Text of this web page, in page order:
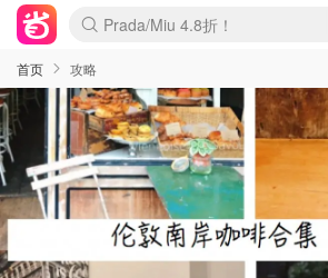
Prada/Miu 4.8折！
首页 攻略